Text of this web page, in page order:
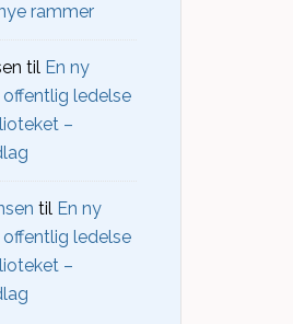
rammer
til En ny
ledelse
–
til En ny
ledelse
–